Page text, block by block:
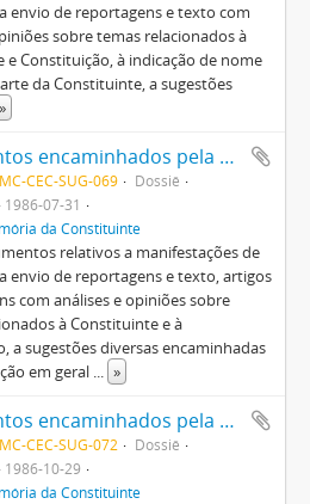
envio de reportagens e texto com
sobre temas relacionados à
Constituição, à indicação de nome
da Constituinte, a sugestões
»
Documentos encaminhados pela população em geral
CEC-SUG-069
Dossiê
07-31
da Constituinte
relativos a manifestações de
envio de reportagens e texto, artigos
com análises e opiniões sobre
à Constituinte e à
a sugestões diversas encaminhadas
em geral ... »
Documentos encaminhados pela população em geral
CEC-SUG-072
Dossiê
1986-10-29
da Constituinte